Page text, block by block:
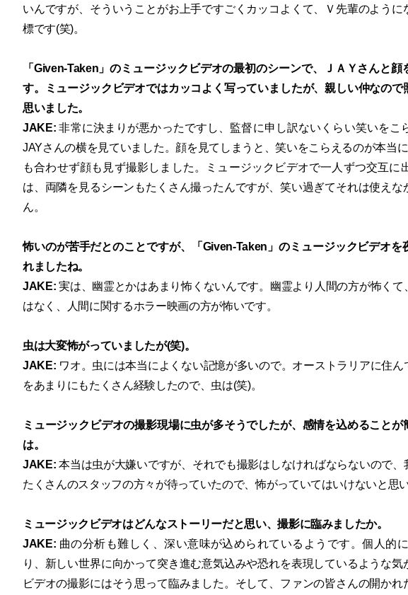
いんですが、そういうことがお上手ですごくカッコよくて、Ｖ先輩のように
標です(笑)。
「Given-Taken」のミュージックビデオの最初のシーンで、ＪＡＹさんと顔
す。ミュージックビデオではカッコよく写っていましたが、親しい仲なので
思いました。
JAKE: 非常に決まりが悪かったですし、監督に申し訳ないくらい笑いをこ
JAYさんの横を見ていました。顔を見てしまうと、笑いをこらえるのが本当
も合わせず顔も見ず撮影しました。ミュージックビデオで一人ずつ交互に
は、両隣を見るシーンもたくさん撮ったんですが、笑い過ぎてそれは使えな
ん。
怖いのが苦手だとのことですが、「Given-Taken」のミュージックビデオを
れましたね。
JAKE: 実は、幽霊とかはあまり怖くないんです。幽霊より人間の方が怖く
はなく、人間に関するホラー映画の方が怖いです。
虫は大変怖がっていましたが(笑)。
JAKE: ワオ。虫には本当によくない記憶が多いので。オーストラリアに住ん
をあまりにもたくさん経験したので、虫は(笑)。
ミュージックビデオの撮影現場に虫が多そうでしたが、感情を込めることが
は。
JAKE: 本当は虫が大嫌いですが、それでも撮影はしなければならないので
たくさんのスタッフの方々が待っていたので、怖がっていてはいけないと思い
ミュージックビデオはどんなストーリーだと思い、撮影に臨みましたか。
JAKE: 曲の分析も難しく、深い意味が込められているようです。個人的
り、新しい世界に向かって突き進む意気込みや恐れを表現しているような気
ビデオの撮影にはそう思って臨みました。そして、ファンの皆さんの開かれ